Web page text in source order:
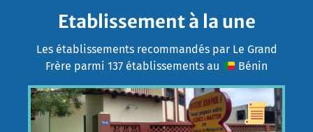
Etablissement à la une
Les établissements recommandés par Le Grand
Frère parmi 137 établissements au
Bénin